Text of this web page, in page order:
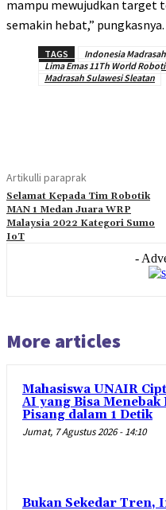
mampu mewujudkan target
semakin hebat,”
TAGS
Indonesia
Lima Emas 11Th World
Madrasah Sulawesi Sleatan
Artikulli paraprak
Selamat Kepada Tim Robotik
MAN 1 Medan Juara WRP
Malaysia 2022 Kategori Sumo
IoT
-
More articles
Mahasiswa UNAIR
AI yang Bisa
Pisang dalam 1 Detik
Jumat, 7 Agustus 2026 - 14:10
Bukan Sekedar Tren,